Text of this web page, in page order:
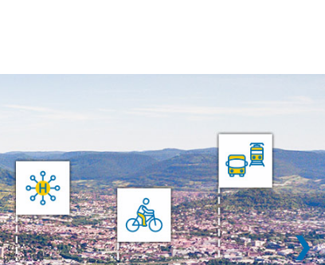
❯